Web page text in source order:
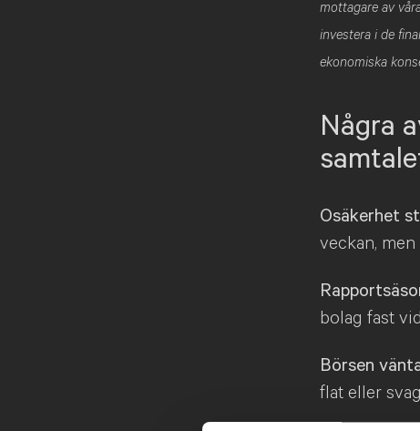
mottagare av
investera i de
ekonomiska
Några
Osäkerhet
veckan,
bolag fast
Börsen
flat eller